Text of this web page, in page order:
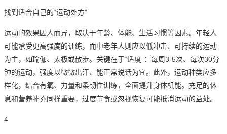
找到适合自己的“运动处方”
运动的效果因人而异，取决于年龄、体能、生活习惯等因素。 年轻人
可能承受更高强度的训练，而中老年人则应以低冲击、可持续的运动
为主，如瑜伽、太极或散步。 关键在于“适度”： 每周3-5次、每次30分
钟的运动，强度以微微出汗、能正常说话为宜。 此外，运动种类应多
样化，结合有氧、力量和柔韧性训练，全面提升身体机能。 充足的休
息和营养补充同样重要，过度节食或忽视恢复可能抵消运动的益处。
4